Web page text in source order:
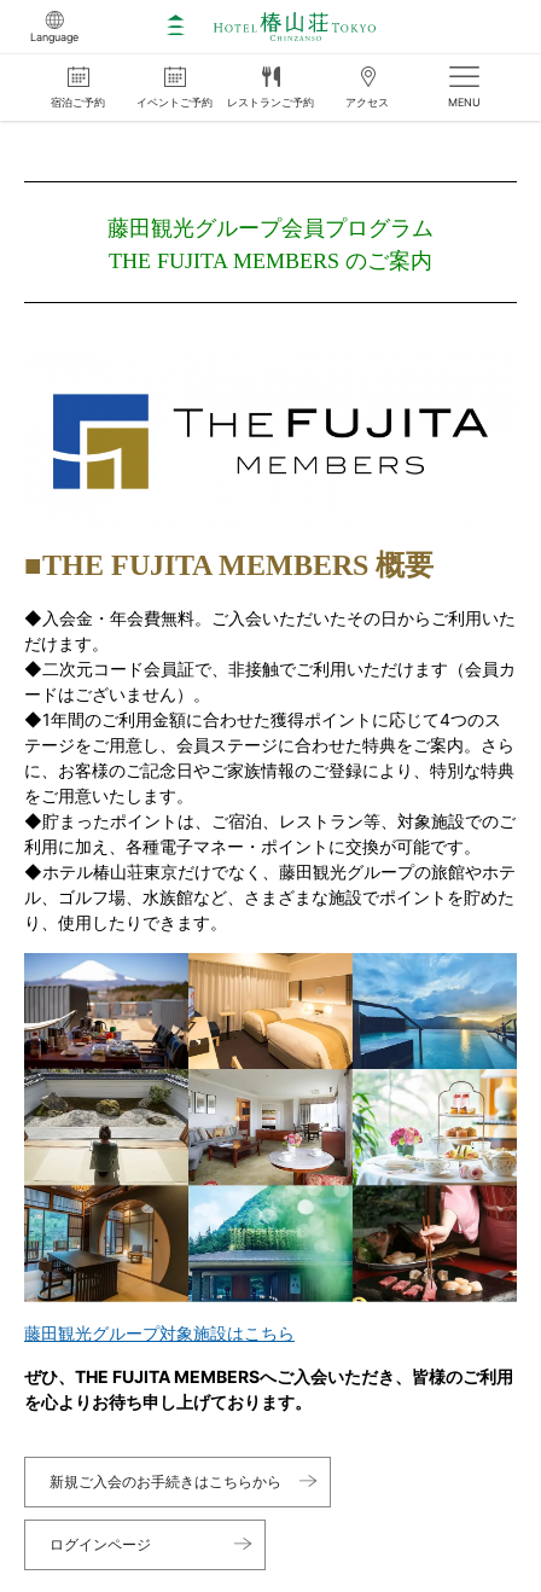
Language
宿泊ご予約 イベント ご予約 レストラン ご予約 アクセス MENU
藤田観光グループ会員プログラム
THE FUJITA MEMBERS のご案内
■THE FUJITA MEMBERS 概要
◆入会金・年会費無料。ご入会いただいたその日からご利用いた
だけます。
◆二次元コード会員証で、非接触でご利用いただけます（会員カ
ードはございません）。
◆1年間のご利用金額に合わせた獲得ポイントに応じて4つのス
テージをご用意し、会員ステージに合わせた特典をご案内。さら
に、お客様のご記念日やご家族情報のご登録により、特別な特典
をご用意いたします。
◆貯まったポイントは、ご宿泊、レストラン等、対象施設でのご
利用に加え、各種電子マネー・ポイントに交換が可能です。
◆ホテル椿山荘東京だけでなく、藤田観光グループの旅館やホテ
ル、ゴルフ場、水族館など、さまざまな施設でポイントを貯めた
り、使用したりできます。
藤田観光グループ対象施設はこちら
ぜひ、THE FUJITA MEMBERSへご入会いただき、皆様のご利用
を心よりお待ち申し上げております。
新規ご入会のお手続きはこちらから
ログインページ